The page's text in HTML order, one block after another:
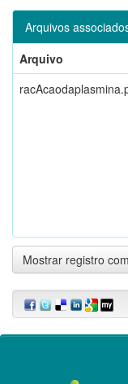
Arquivos
Arquivo
Mostrar registro